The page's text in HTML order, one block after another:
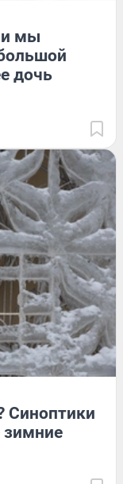
и мы
дочь
Синоптики
зимние